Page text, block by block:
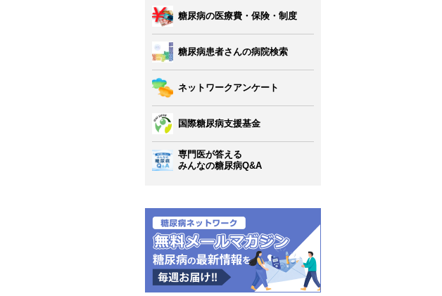
糖尿病の医療費・保険・制度
糖尿病患者さんの病院検索
ネットワークアンケート
国際糖尿病支援基金
専門医が答える
みんなの糖尿病Q&A